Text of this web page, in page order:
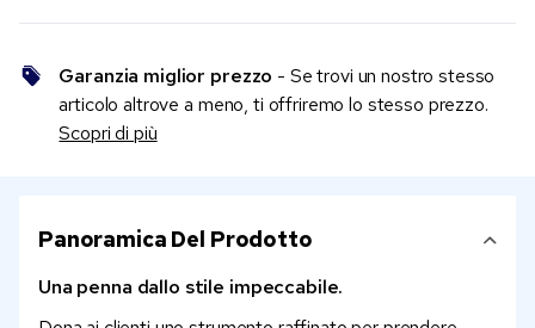
Garanzia miglior prezzo - Se trovi un nostro stesso
articolo altrove a meno, ti offriremo lo stesso prezzo.
Scopri di più
Panoramica Del Prodotto
Una penna dallo stile impeccabile.